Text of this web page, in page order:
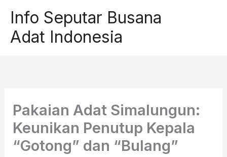
content
Info Seputar Busana
Adat Indonesia
Pakaian Adat Simalungun:
Keunikan Penutup Kepala
“Gotong” dan “Bulang”